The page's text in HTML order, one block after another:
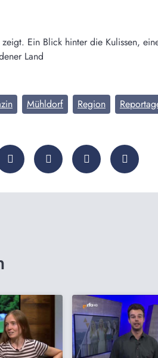
Ein Blick hinter die Kulissen,
Land
Mühldorf Region